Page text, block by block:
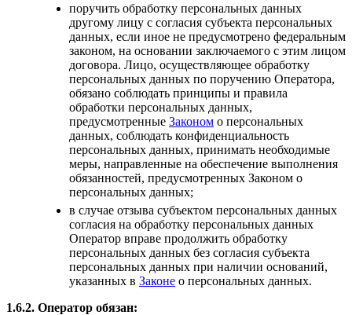
поручить обработку персональных данных
другому лицу с согласия субъекта персональных
данных, если иное не предусмотрено федеральным
законом, на основании заключаемого с этим лицом
договора. Лицо, осуществляющее обработку
персональных данных по поручению Оператора,
обязано соблюдать принципы и правила
обработки персональных данных,
предусмотренные Законом о персональных
данных, соблюдать конфиденциальность
персональных данных, принимать необходимые
меры, направленные на обеспечение выполнения
обязанностей, предусмотренных Законом о
персональных данных;
в случае отзыва субъектом персональных данных
согласия на обработку персональных данных
Оператор вправе продолжить обработку
персональных данных без согласия субъекта
персональных данных при наличии оснований,
указанных в Законе о персональных данных.
1.6.2. Оператор обязан: